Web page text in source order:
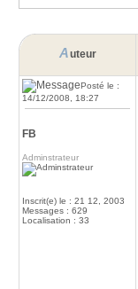
Auteur
Posté le :
14/12/2008, 18:27
FB
Adminstrateur
Inscrit(e) le : 21 12, 2003
Messages : 629
Localisation : 33